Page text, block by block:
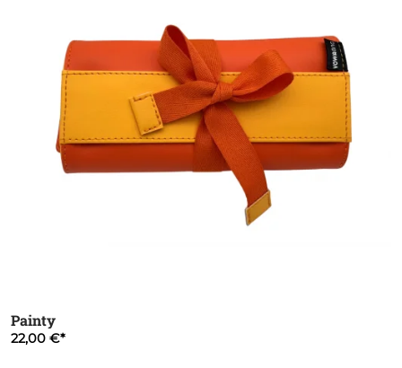
Painty
22,00 €